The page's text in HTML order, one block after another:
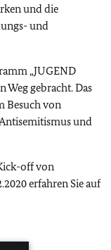
und die
und
„JUGEND
Weg gebracht. Das
Besuch von
und
off von
erfahren Sie auf